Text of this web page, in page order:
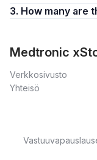
3. How
Medtronic
Verkkosivusto
Yhteisö